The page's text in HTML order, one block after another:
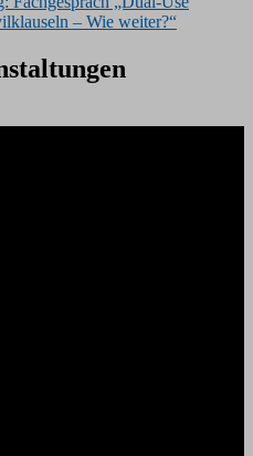
– Wie weiter?“